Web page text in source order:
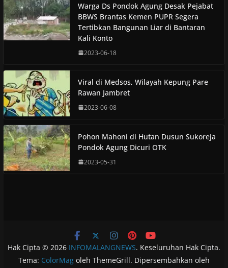
Warga Ds Pondok Agung Desak Pejabat
BBWS Brantas Kemen PUPR Segera
Tertibkan Bangunan Liar di Bantaran
Kali Konto
2023-06-18
Viral di Medsos, Wilayah Kepung Pare
Rawan Jambret
2023-06-08
Pohon Mahoni di Hutan Dusun Sukoreja
Pondok Agung Dicuri OTK
2023-05-31
Hak Cipta © 2026 INFOMALANGNEWS. Keseluruhan Hak Cipta.
Tema: ColorMagoleh ThemeGrill. Dipersembahkan oleh